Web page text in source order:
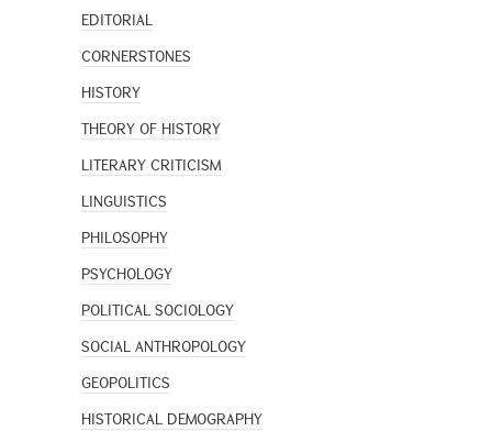
EDITORIAL
CORNERSTONES
HISTORY
THEORY OF HISTORY
LITERARY CRITICISM
LINGUISTICS
PHILOSOPHY
PSYCHOLOGY
POLITICAL SOCIOLOGY
SOCIAL ANTHROPOLOGY
GEOPOLITICS
HISTORICAL DEMOGRAPHY